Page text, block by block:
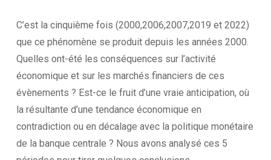
C’est la cinquième fois (2000,2006,2007,2019 et 2022)
que ce phénomène se produit depuis les années 2000.
Quelles ont-été les conséquences sur l’activité
économique et sur les marchés financiers de ces
évènements ? Est-ce le fruit d’une vraie anticipation, où
la résultante d’une tendance économique en
contradiction ou en décalage avec la politique monétaire
de la banque centrale ? Nous avons analysé ces 5